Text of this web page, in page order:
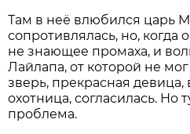
Там в неё влюбился царь
сопротивлялась, но, когда
не знающее промаха, и
Лайлапа, от которой не
зверь, прекрасная девица,
охотница, согласилась. Но
проблема.